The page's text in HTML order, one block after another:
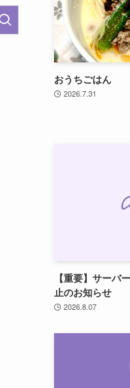
おうちごはん
2026.7.31
【重要】サーバ
止のお知らせ
2026.8.07